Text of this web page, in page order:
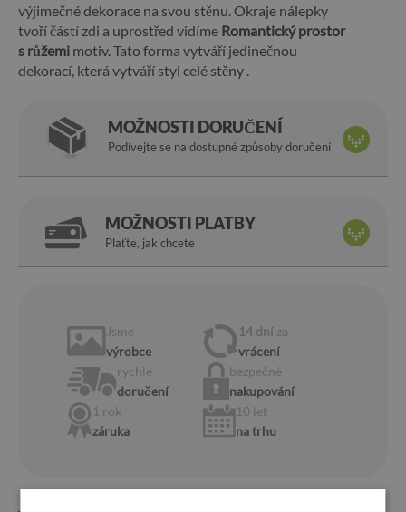
výjimečné dekorace na svou stěnu. Okraje nálepky
tvoří částí zdi a uprostřed vidíme Romantický prostor
s růžemi motiv. Tato forma vytváří jedinečnou
dekorací, která vytváří styl celé stěny .
MOŽNOSTI DORUČENÍ
Podívejte se na dostupné způsoby doručení
MOŽNOSTI PLATBY
Plaťte, jak chcete
Jsme
výrobce
14 dní za
vrácení
rychlé
doručení
bezpečné
nakupování
1 rok
záruka
10 let
na trhu